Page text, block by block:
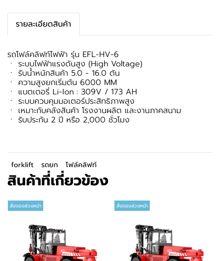
รายละเอียดสินค้า
รถโฟล์คลิฟท์ไฟฟ้า รุ่น EFL-HV-6
ㆍ ระบบไฟฟ้าแรงดันสูง (High Voltage)
ㆍ รับน้ำหนักสินค้า 5.0 - 16.0 ตัน
ㆍ ความสูงยกเริ่มต้น 6000 MM
ㆍ แบตเตอรี่ Li-Ion : 309V / 173 AH
ㆍ ระบบควบคุมมอเตอร์ประสิทธิภาพสูง
ㆍ เหมาะกับคลังสินค้า โรงงานผลิต และงานภาคสนาม
ㆍ รับประกัน 2 ปี หรือ 2,000 ชั่วโมง
forklift รถยก โฟล์คลิฟท์
สินค้าที่เกี่ยวข้อง
สั่งจองล่วงหน้า สั่งจองล่วงหน้า